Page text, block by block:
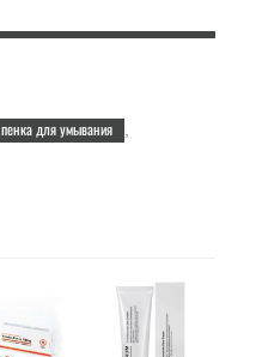
пенка для умывания